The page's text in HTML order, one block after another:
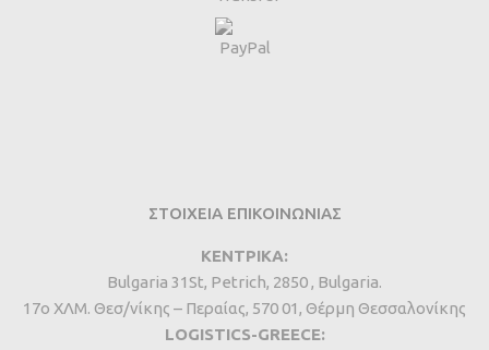
ΣΤΟΙΧΕΙΑ ΕΠΙΚΟΙΝΩΝΙΑΣ
ΚΕΝΤΡΙΚΑ:
Bulgaria 31St, Petrich, 2850 , Bulgaria.
17ο ΧΛΜ. Θεσ/νίκης – Περαίας, 570 01, Θέρμη Θεσσαλονίκης
LOGISTICS-GREECE: